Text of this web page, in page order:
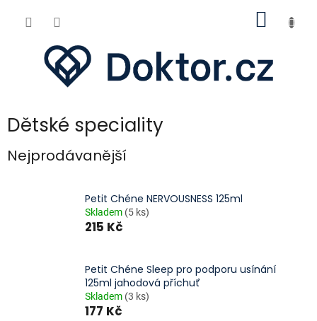
Dětské speciality
Nejprodávanější
Petit Chéne NERVOUSNESS 125ml
Skladem (5 ks)
215 Kč
Petit Chéne Sleep pro podporu usínání
125ml jahodová příchuť
Skladem (3 ks)
177 Kč